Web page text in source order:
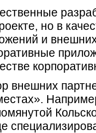
, но в
и
внешних